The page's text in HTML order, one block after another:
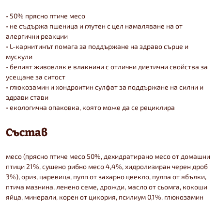
• 50% прясно птиче месо
• не съдържа пшеница и глутен с цел намаляване на от
алергични реакции
• L-карнитинът помага за поддържане на здраво сърце и
мускули
• белият живовляк е влакнини с отлични диетични свойства за
усещане за ситост
• глюкозамин и хондроитин сулфат за поддържане на силни и
здрави стави
• екологична опаковка, която може да се рециклира
Състав
месо (прясно птиче месо 50%, дехидратирано месо от домашни
птици 21%, сушено рибно месо 4,4%, хидролизиран черен дроб
3%), ориз, царевица, пулп от захарно цвекло, пулпа от ябълки,
птича мазнина, ленено семе, дрожди, масло от сьомга, кокоши
яйца, минерали, корен от цикория, псилиум 0,1%, глюкозамин